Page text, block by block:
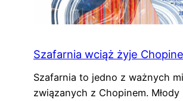
Szafarnia wciąż żyje
Szafarnia to jedno z ważnych
związanych z Chopinem. Młody